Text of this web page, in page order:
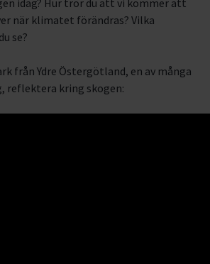
idag? Hur tror du att vi kommer att
när klimatet förändras? Vilka
se?
från Ydre Östergötland, en av många
reflektera kring skogen: